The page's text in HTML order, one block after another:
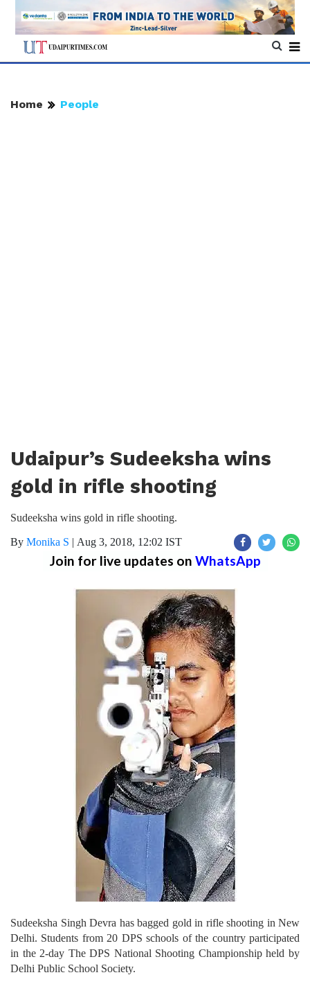
Home People
Udaipur’s Sudeeksha wins
gold in rifle shooting
Sudeeksha wins gold in rifle shooting.
By Monika S | Aug 3, 2018, 12:02 IST
Join for live updates on WhatsApp
Sudeeksha Singh Devra has bagged gold in rifle shooting in New
Delhi. Students from 20 DPS schools of the country participated
in the 2-day The DPS National Shooting Championship held by
Delhi Public School Society.